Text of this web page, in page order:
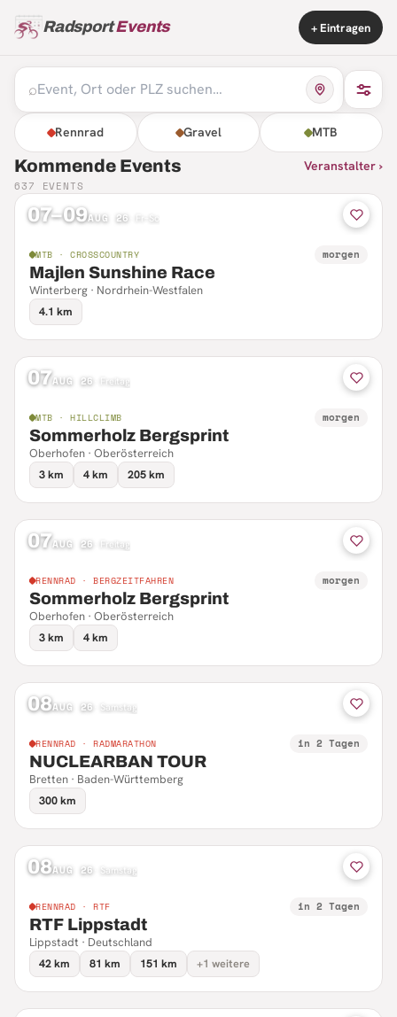
RadsportEvents + Eintragen
⌕
Rennrad Gravel MTB
Kommende Events Veranstalter ›
637 EVENTS
07–09AUG 26 Fr–So
MTB · CROSSCOUNTRY morgen
Majlen Sunshine Race
Winterberg · Nordrhein-Westfalen
4.1 km
07AUG 26 Freitag
MTB · HILLCLIMB morgen
Sommerholz Bergsprint
Oberhofen · Oberösterreich
3 km
4 km 205 km
07AUG 26 Freitag
RENNRAD · BERGZEITFAHREN morgen
Sommerholz Bergsprint
Oberhofen · Oberösterreich
3 km
4 km
08AUG 26 Samstag
RENNRAD · RADMARATHON in 2 Tagen
NUCLEARBAN TOUR
Bretten · Baden-Württemberg
300 km
08AUG 26 Samstag
RENNRAD · RTF in 2 Tagen
RTF Lippstadt
Lippstadt · Deutschland
42 km
81 km 151 km +1 weitere